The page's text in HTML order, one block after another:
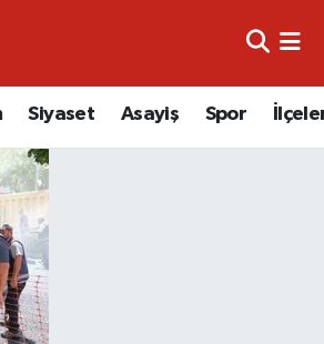
Siyaset Asayiş Spor
Durumu ve Fikstür